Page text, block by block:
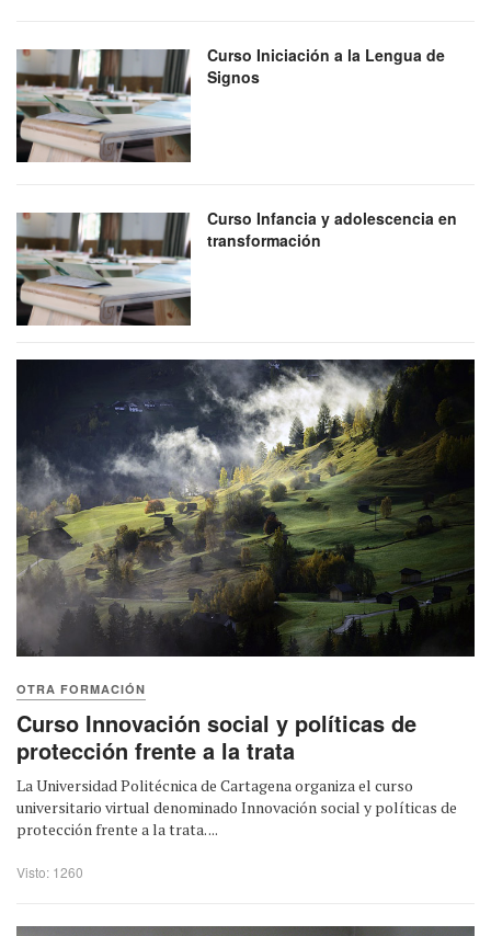
Curso Iniciación a la Lengua de
Signos
Curso Infancia y adolescencia en
transformación
OTRA FORMACIÓN
Curso Innovación social y políticas de
protección frente a la trata
La Universidad Politécnica de Cartagena organiza el curso
universitario virtual denominado Innovación social y políticas de
protección frente a la trata. ...
Visto: 1260